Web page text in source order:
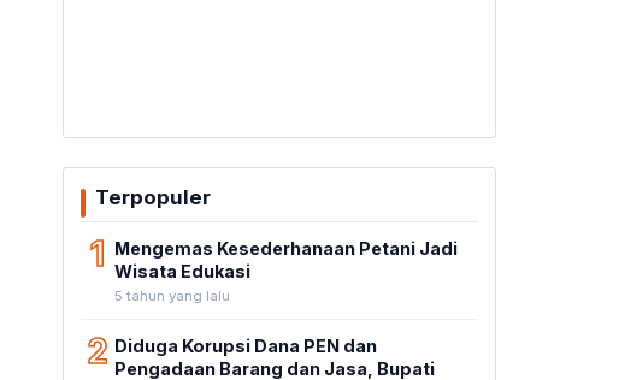
Terpopuler
1 Mengemas Kesederhanaan Petani Jadi
Wisata Edukasi
5 tahun yang lalu
2 Diduga Korupsi Dana PEN dan
Pengadaan Barang dan Jasa, Bupati